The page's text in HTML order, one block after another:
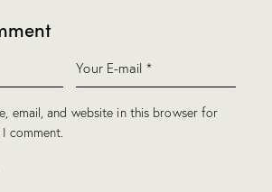
email, and website in this browser for
comment.